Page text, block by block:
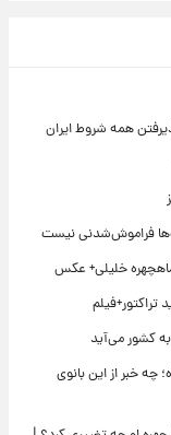
همه شروط ایران
فراموش‌شدنی نیست
خلیلی+ عکس
خبر از این بانوی